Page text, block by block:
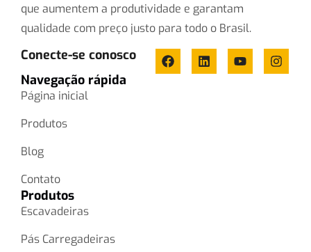
que aumentem a produtividade e garantam
qualidade com preço justo para todo o Brasil.
Conecte-se conosco
Navegação rápida
Página inicial
Produtos
Blog
Contato
Produtos
Escavadeiras
Pás Carregadeiras